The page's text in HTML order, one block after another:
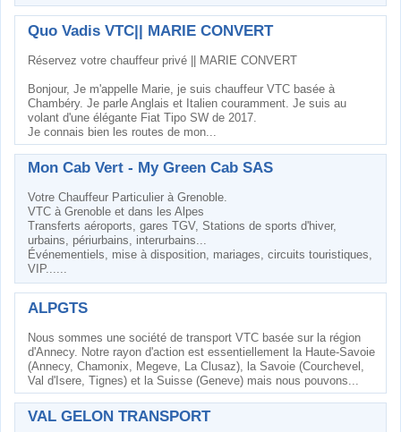
Quo Vadis VTC|| MARIE CONVERT
Réservez votre chauffeur privé || MARIE CONVERT
Bonjour, Je m'appelle Marie, je suis chauffeur VTC basée à
Chambéry. Je parle Anglais et Italien couramment. Je suis au
volant d'une élégante Fiat Tipo SW de 2017.
Je connais bien les routes de mon...
Mon Cab Vert - My Green Cab SAS
Votre Chauffeur Particulier à Grenoble.
VTC à Grenoble et dans les Alpes
Transferts aéroports, gares TGV, Stations de sports d'hiver,
urbains, périurbains, interurbains...
Événementiels, mise à disposition, mariages, circuits touristiques,
VIP......
ALPGTS
Nous sommes une société de transport VTC basée sur la région
d'Annecy. Notre rayon d'action est essentiellement la Haute-Savoie
(Annecy, Chamonix, Megeve, La Clusaz), la Savoie (Courchevel,
Val d'Isere, Tignes) et la Suisse (Geneve) mais nous pouvons...
VAL GELON TRANSPORT